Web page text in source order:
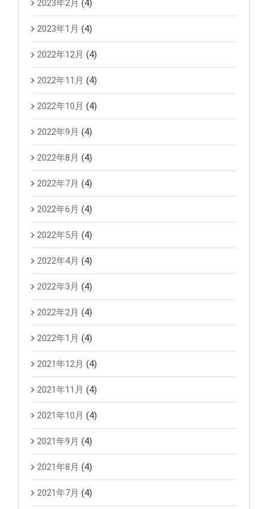
2023年2月 (4)
2023年1月 (4)
2022年12月 (4)
2022年11月 (4)
2022年10月 (4)
2022年9月 (4)
2022年8月 (4)
2022年7月 (4)
2022年6月 (4)
2022年5月 (4)
2022年4月 (4)
2022年3月 (4)
2022年2月 (4)
2022年1月 (4)
2021年12月 (4)
2021年11月 (4)
2021年10月 (4)
2021年9月 (4)
2021年8月 (4)
2021年7月 (4)